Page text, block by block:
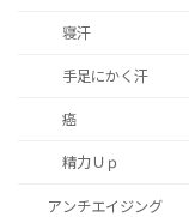
寝汗
手足にかく汗
癌
精力Ｕｐ
アンチエイジング